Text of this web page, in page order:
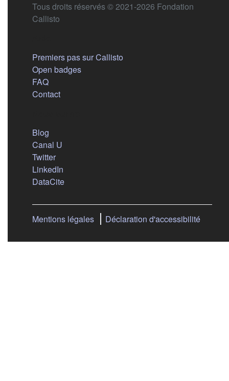
Tous droits réservés © 2021-2026 Fondation
Callisto
Premiers pas sur Callisto
Open badges
FAQ
Contact
Blog
Canal U
Twitter(s'ouvre dans un nouvel onglet)
LinkedIn
DataCite(s'ouvre dans un nouvel onglet)
Mentions légales Déclaration d'accessibilité